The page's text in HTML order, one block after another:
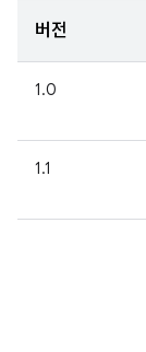
버전
1.0
1.1